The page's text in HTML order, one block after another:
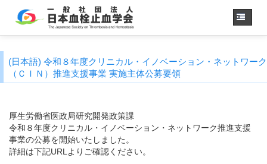
About us
JSTH Secretariat
Next Annual Congress
APSTH-JSTH Joint Symposium
(日本語) 令和８年度クリニカル・イノベーション・ネットワーク
（ＣＩＮ）推進支援事業 実施主体公募要領
厚生労働省医政局研究開発政策課
令和８年度クリニカル・イノベーション・ネットワーク推進支援
事業の公募を開始いたしました。
詳細は下記URLよりご確認ください。